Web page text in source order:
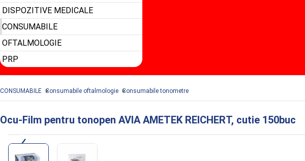
DISPOZITIVE MEDICALE
CONSUMABILE
OFTALMOLOGIE
PRP
CONSUMABILE Consumabile oftalmologie Consumabile tonometre
Ocu-Film pentru tonopen AVIA AMETEK REICHERT, cutie 150buc